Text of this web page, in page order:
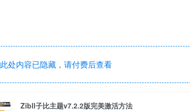
此处内容已隐藏，请付费后查看
Zibll子比主题v7.2.2版完美激活方法